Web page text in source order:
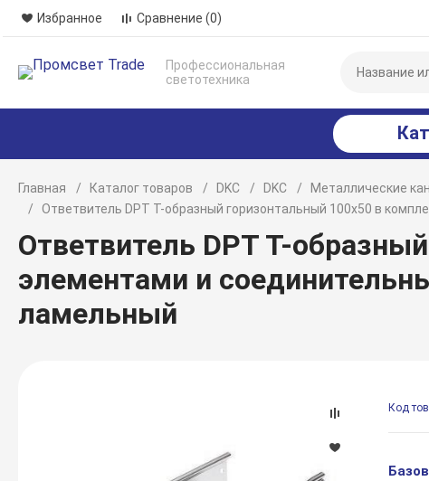
Избранное Сравнение (0)
Профессиональная
светотехника
Главная Каталог товаров DKC DKC Металлические
Ответвитель DPT T-образный горизонтальный 100x50 в
Ответвитель DPT T-
элементами и
ламельный
Код